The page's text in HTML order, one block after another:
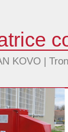
KOVO |